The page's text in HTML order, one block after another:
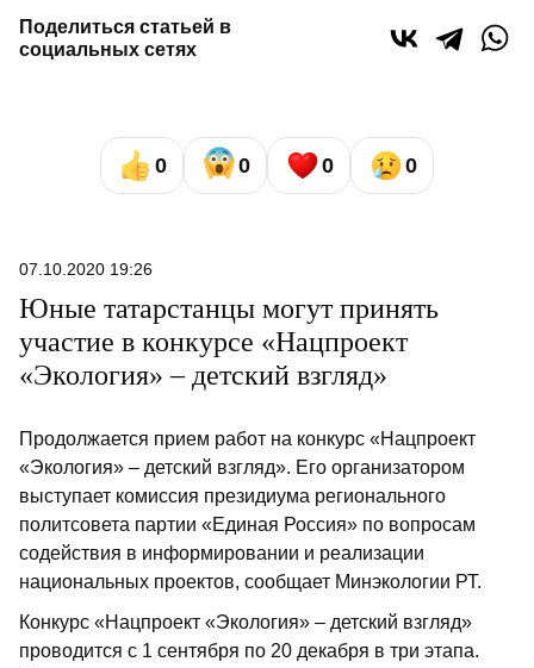
Поделиться статьей в
социальных сетях
0 0 0 0
07.10.2020 19:26
Юные татарстанцы могут принять
участие в конкурсе «Нацпроект
«Экология» – детский взгляд»
Продолжается прием работ на конкурс «Нацпроект
«Экология» – детский взгляд». Его организатором
выступает комиссия президиума регионального
политсовета партии «Единая Россия» по вопросам
содействия в информировании и реализации
национальных проектов, сообщает Минэкологии РТ.
Конкурс «Нацпроект «Экология» – детский взгляд»
проводится с 1 сентября по 20 декабря в три этапа.